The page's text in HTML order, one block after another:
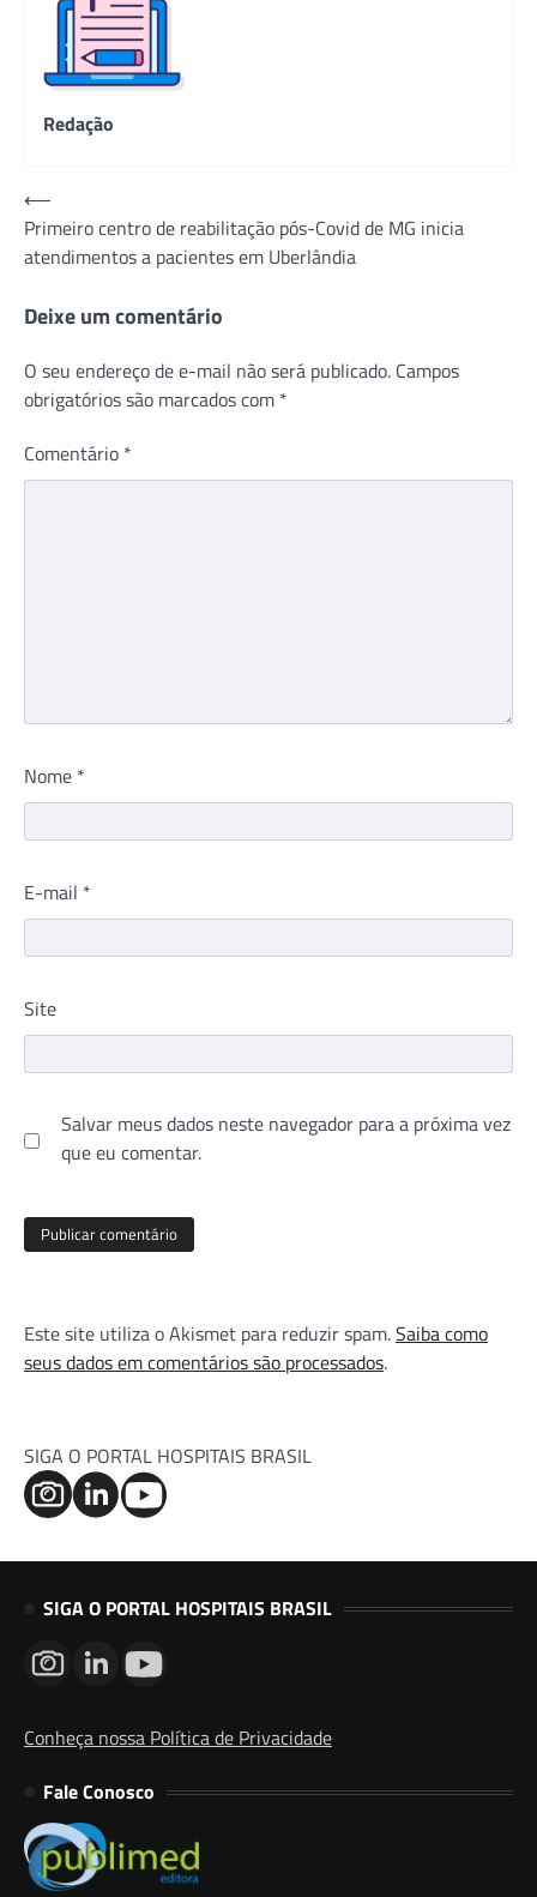
Redação
Navegação
de
Post
⟵
Primeiro centro de reabilitação pós-Covid de MG inicia
atendimentos a pacientes em Uberlândia
Deixe um comentário
O seu endereço de e-mail não será publicado. Campos
obrigatórios são marcados com *
Comentário *
Nome *
E-mail *
Site
Salvar meus dados neste navegador para a próxima vez
que eu comentar.
Este site utiliza o Akismet para reduzir spam.Saiba como
seus dados em comentários são processados.
SIGA O PORTAL HOSPITAIS BRASIL
SIGA O PORTAL HOSPITAIS BRASIL
Conheça nossa Política de Privacidade
Fale Conosco